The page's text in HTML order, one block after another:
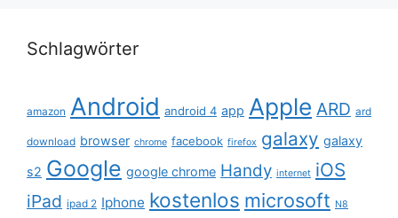
Schlagwörter
amazon Android android 4 app Apple ARD ard
download browser chrome facebook firefox galaxy galaxy
s2 Google google chrome Handy internet iOS
iPad ipad 2 Iphone kostenlos microsoft N8